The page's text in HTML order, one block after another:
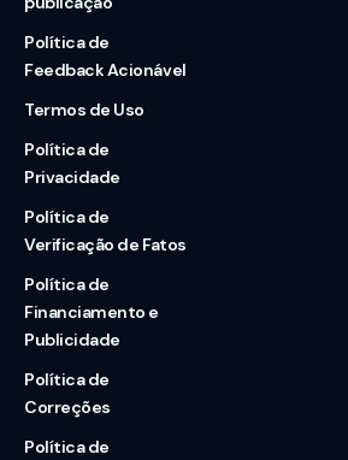
Política de
Feedback Acionável
Termos de Uso
Política de
Privacidade
Política de
Verificação de Fatos
Política de
Financiamento e
Publicidade
Política de
Correções
Política de